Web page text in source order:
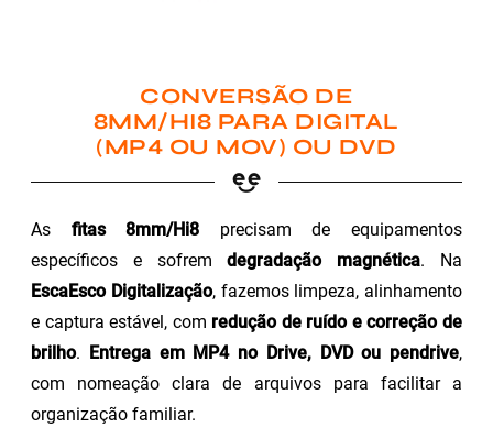
CONVERSÃO DE
8MM/HI8 PARA DIGITAL
(MP4 OU MOV) OU DVD
As fitas 8mm/Hi8 precisam de equipamentos
específicos e sofremdegradação magnética. Na
EscaEsco Digitalização, fazemos limpeza, alinhamento
e captura estável, com redução de ruído e correção de
brilho. Entrega em MP4 no Drive, DVD ou pendrive,
com nomeação clara de arquivos para facilitar a
organização familiar.